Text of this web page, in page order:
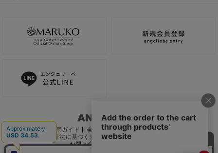
ご利用ガイド 会社概要 電子公告
利用規約
特定商取引法に基づく表記
個人情報保護方針
お問い合わせ